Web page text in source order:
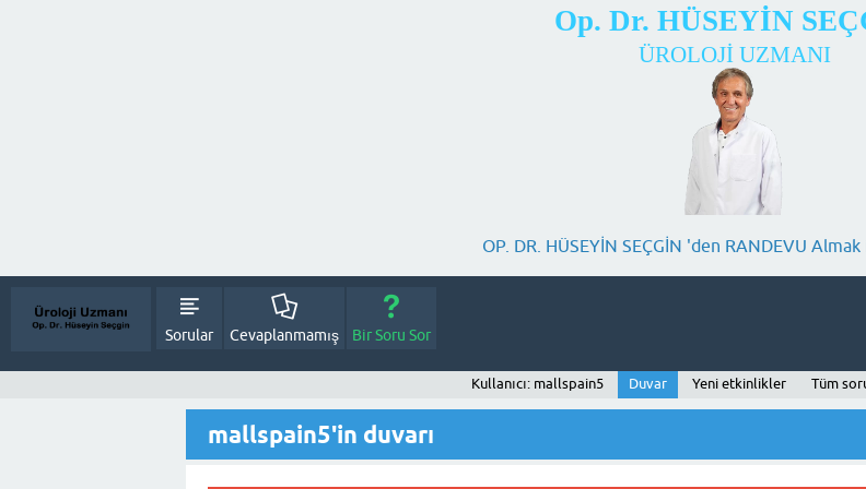
Op. Dr. HÜSEYİN
ÜROLOJİ UZMANI
OP. DR. HÜSEYİN SEÇGİN 'den RANDEVU Almak
Sorular Cevaplanmamış Bir Soru Sor
Kullanıcı: mallspain5 Duvar Yeni etkinlikler Tüm
mallspain5'in duvarı